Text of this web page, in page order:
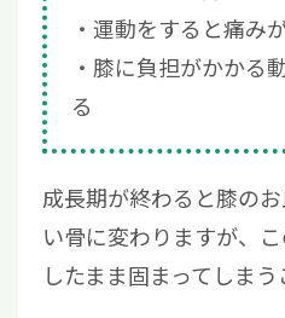
運動をすると痛み
膝に負担がかかる
る
成長期が終わると膝の
い骨に変わりますが、
したまま固まってしまう